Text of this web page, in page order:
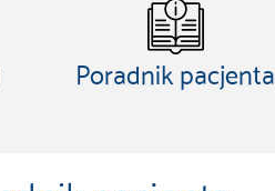
Poradnik pacjenta